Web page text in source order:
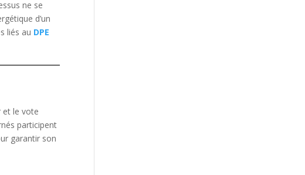
ne se
d’un
liés au DPE
et le vote
participent
garantir son